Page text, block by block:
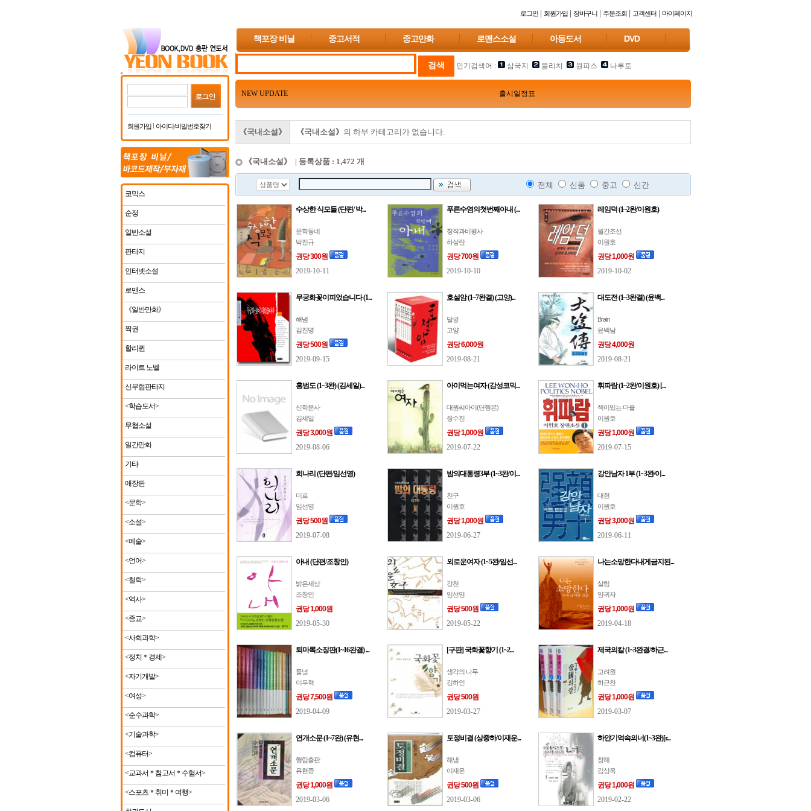
로그인| 회원가입| 장바구니| 주문조회| 고객센터| 마이페이지
책포장 비닐 중고서적 중고만화 로맨스소설 아동도서 DVD
인기검색어 : 삼국지 블리치 원피스 나루토
회원가입 아이디/비밀번호찾기
코믹스
순정
일반소설
판타지
인터넷소설
로맨스
《일반만화》
짝권
할리퀸
라이트 노벨
신무협판타지
<학습도서>
무협소설
일간만화
기타
애장판
<문학>
<소설>
<예술>
<언어>
<철학>
<역사>
<종교>
<사회과학>
<정치＊경제>
<자기개발>
<여성>
<순수과학>
<기술과학>
<컴퓨터>
<교과서＊참고서＊수험서>
<스포츠＊취미＊여행>
NEW UPDATE 출시일정표
《국내소설》 《국내소설》 의 하부 카테고리가 없습니다.
《국내소설》 | 등록상품 : 1,472 개
전체 신품 중고 신간
수상한 식모들 (단편/ 박...
문학동네
박진규
권당 300원
2019-10-11
푸른수염의첫번째아내 (...
창작과비평사
하성란
권당 700원
2019-10-10
레임덕 (1~2완/이원호)
월간조선
이원호
권당 1,000원
2019-10-02
무궁화꽃이피었습니다 (1...
해냄
김진명
권당 500원
2019-09-15
호설암 (1~7완결) (고양)...
달궁
고양
권당 6,000원
2019-08-21
대도전 (1~3완결) (윤백...
Brain
윤백남
권당 4,000원
2019-08-21
홍범도 (1~3완) (김세일)...
신학문사
김세일
권당 3,000원
2019-08-06
아이먹는여자 (감성코믹...
대원씨아이(단행본)
장수진
권당 1,000원
2019-07-22
휘파람 (1~2완/이원호) [...
책이있는 마을
이원호
권당 1,000원
2019-07-15
희나리 (단편/임선영)
미르
임선영
권당 500원
2019-07-08
밤의대통령3부 (1~3완/이...
친구
이원호
권당 1,000원
2019-06-27
강안남자 1부 (1~3완/이...
대현
이원호
권당 3,000원
2019-06-11
아내 (단편/조창인)
밝은세상
조창인
권당 1,000원
2019-05-30
외로운여자 (1~5완/임선...
강천
임선영
권당 500원
2019-05-22
나는소망한다내게금지된...
살림
양귀자
권당 1,000원
2019-04-18
퇴마록소장판(1~16완결) ...
들녘
이우혁
권당 7,500원
2019-04-09
[구판] 국화꽃향기 (1~2...
생각의 나무
김하인
권당 500원
2019-03-27
제국의칼 (1~3완결/하근...
고려원
하근찬
권당 1,000원
2019-03-07
연개소문 (1~7완) (유현...
행림출판
유현종
권당 1,000원
2019-03-06
토정비결 (상중하/이재운...
해냄
이재운
권당 500원
2019-03-06
하얀기억속의너(1~3완)[r...
창해
김상옥
권당 1,000원
2019-02-22